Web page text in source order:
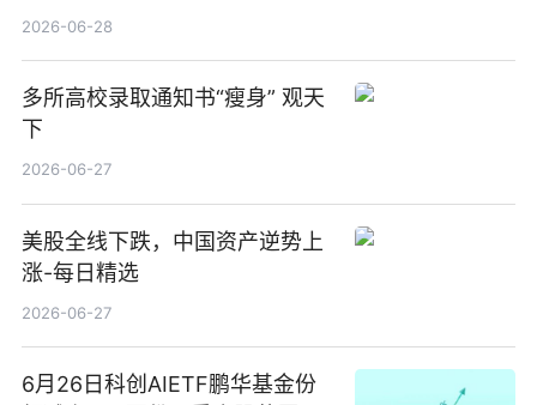
2026-06-28
多所高校录取通知书“瘦身” 观天
下
2026-06-27
美股全线下跌，中国资产逆势上
涨-每日精选
2026-06-27
6月26日科创AIETF鹏华基金份